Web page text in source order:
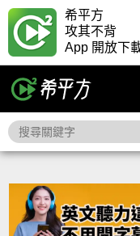
希平方
攻其不背
App 開放下